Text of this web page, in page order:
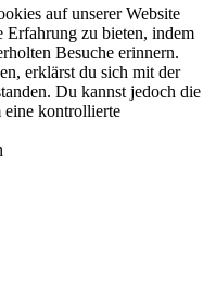
auf unserer Website
Erfahrung zu bieten, indem
Besuche erinnern.
erklärst du sich mit der
Du kannst jedoch die
eine kontrollierte